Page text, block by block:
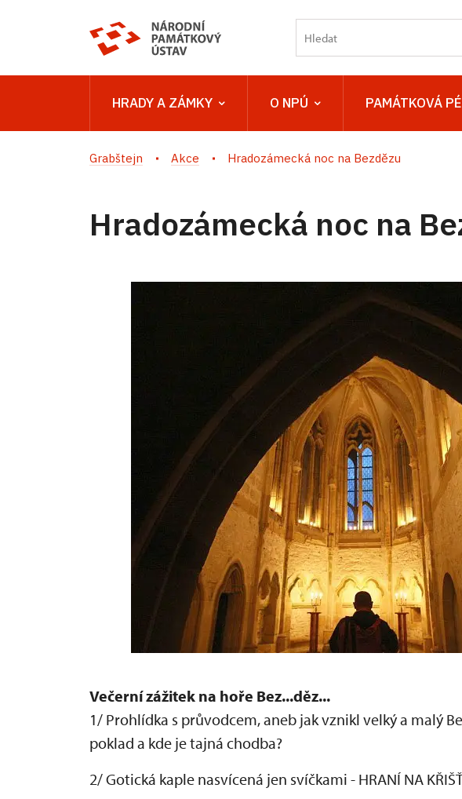
HRADY A ZÁMKY O NPÚ PAMÁTKOVÁ
Grabštejn Akce Hradozámecká noc na Bezdězu
Hradozámecká noc na
Večerní zážitek na hoře Bez...děz...
1/ Prohlídka s průvodcem, aneb jak vznikl velký a malý
poklad a kde je tajná chodba?
2/ Gotická kaple nasvícená jen svíčkami - HRANÍ NA